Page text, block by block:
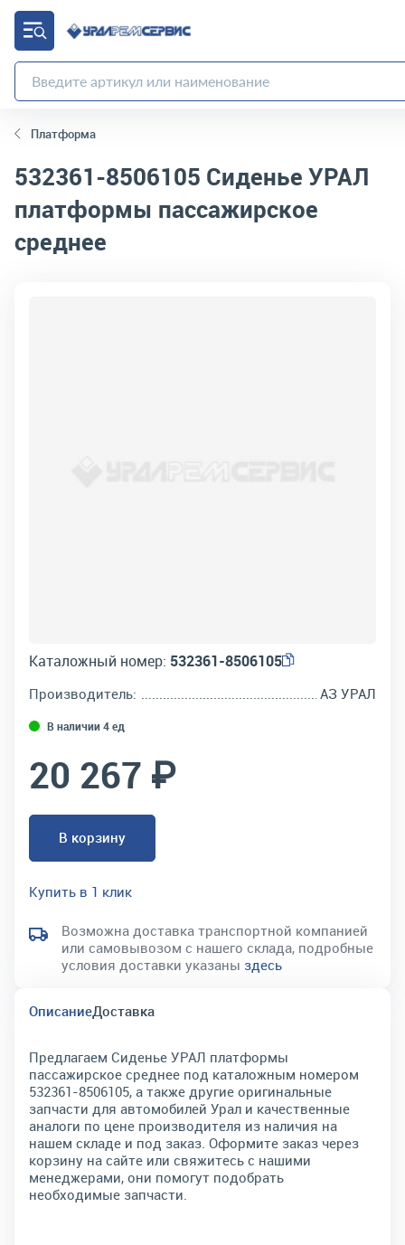
Платформа
532361-8506105 Сиденье УРАЛ
платформы пассажирское
среднее
Каталожный номер: 532361-8506105
Производитель: АЗ УРАЛ
В наличии 4 ед
20 267 ₽
В корзину
Купить в 1 клик
Возможна доставка транспортной компанией
или самовывозом с нашего склада, подробные
условия доставки указаны здесь
ОписаниеДоставка
Предлагаем Сиденье УРАЛ платформы
пассажирское среднее под каталожным номером
532361-8506105, а также другие оригинальные
запчасти для автомобилей Урал и качественные
аналоги по цене производителя из наличия на
нашем складе и под заказ. Оформите заказ через
корзину на сайте или свяжитесь с нашими
менеджерами, они помогут подобрать
необходимые запчасти.